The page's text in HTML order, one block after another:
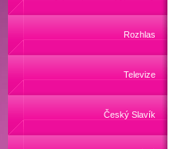
Rozhlas
Televize
Český Slavík